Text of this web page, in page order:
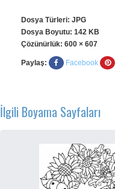
Dosya Türleri: JPG
Dosya Boyutu: 142 KB
Çözünürlük: 600 × 607
Paylaş: Facebook
İlgili Boyama Sayfaları